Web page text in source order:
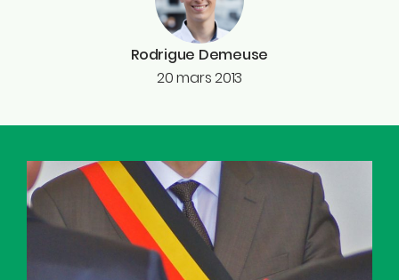
Rodrigue Demeuse
20 mars 2013